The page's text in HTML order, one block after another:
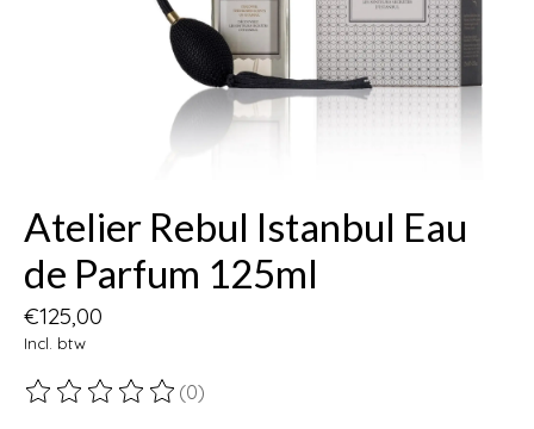
Atelier Rebul Istanbul Eau
de Parfum 125ml
€125,00
Incl. btw
De beoordeling van dit product is
(0)